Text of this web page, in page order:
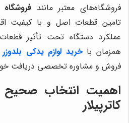
فروشگاه‌های معتبر مانند
تامین قطعات اصل و با کیفیت
عملکرد دستگاه تحت تأثیر
همزمان با خرید لوازم یدکی بلدوزر
فروش و مشاوره تخصصی دریافت
اهمیت انتخاب صحیح
کاترپیلار